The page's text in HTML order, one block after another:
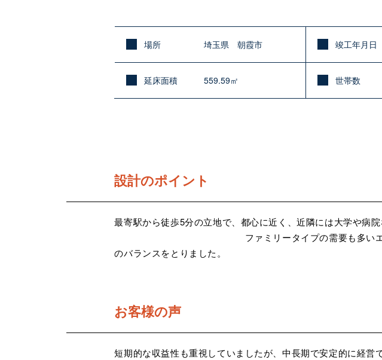
場所 埼玉県 朝霞市 竣工年月日
延床面積 559.59㎡ 世帯数
設計のポイント
最寄駅から徒歩5分の立地で、都心に近く、近隣には大
ファミリータイプの需要も多いエリアであるこ
のバランスをとりました。
お客様の声
短期的な収益性も重視していましたが、中長期で安定的に経